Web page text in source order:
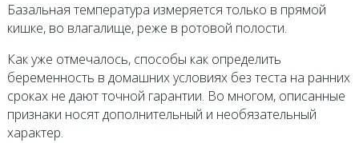
Базальная температура измеряется только в прямой
кишке, во влагалище, реже в ротовой полости.
Как уже отмечалось, способы как определить
беременность в домашних условиях без теста на ранних
сроках не дают точной гарантии. Во многом, описанные
признаки носят дополнительный и необязательный
характер.